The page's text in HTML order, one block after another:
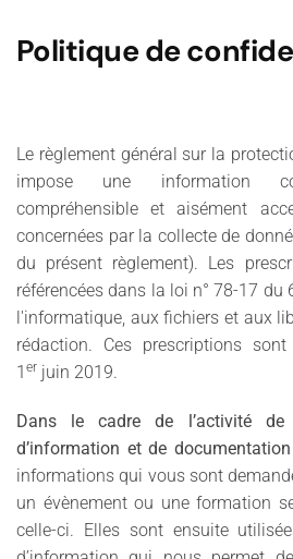
Politique de
Le règlement général sur la
impose une information
compréhensible et aisément
concernées par la collecte de
du présent règlement). Les
référencées dans la loi n° 78-17 du
l'informatique, aux fichiers et aux
rédaction. Ces prescriptions
1 er juin 2019.
Dans le cadre de l’activité
d’information et de
informations qui vous sont
un évènement ou une formation
celle-ci. Elles sont ensuite